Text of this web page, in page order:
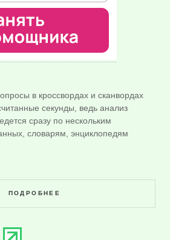
в кроссвордах и сканвордах
секунды, ведь анализ
сразу по нескольким
словарям, энциклопедям
ПОДРОБНЕЕ